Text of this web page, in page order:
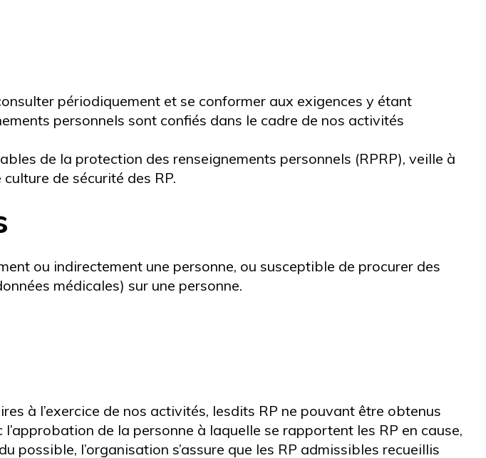
périodiquement et se conformer aux exigences y étant
personnels sont confiés dans le cadre de nos activités
de la protection des renseignements personnels (RPRP), veille à
culture de sécurité des RP.
ou indirectement une personne, ou susceptible de procurer des
médicales) sur une personne.
à l’exercice de nos activités, lesdits RP ne pouvant être obtenus
de la personne à laquelle se rapportent les RP en cause,
possible, l’organisation s’assure que les RP admissibles recueillis